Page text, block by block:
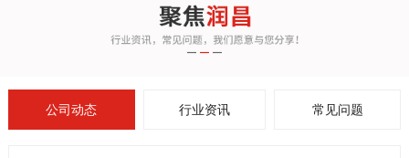
公司动态 行业资讯 常见问题